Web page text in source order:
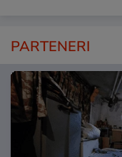
PARTENERI